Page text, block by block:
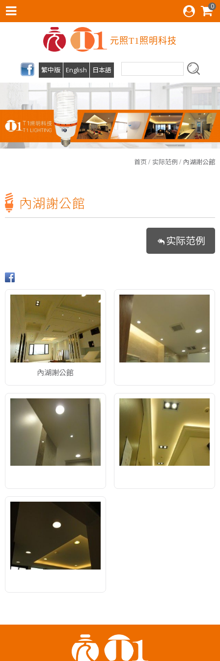
0
元照T1照明科技
繁中版 English 日本語
首页 实际范例 內湖謝公館
T1照明科技有限公司预计7月1日起办公室迁移至台中市南屯区文心一路387号04-22590149，欢迎旧雨新知来店参观！
內湖謝公館
实际范例
內湖謝公館